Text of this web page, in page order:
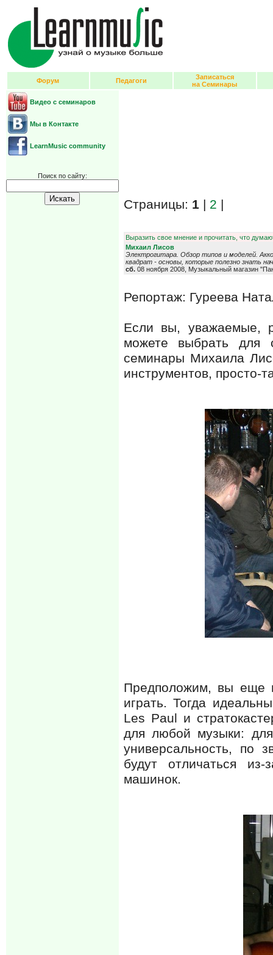
Форум Педагоги
Записаться
на Семинары
Видео с семинаров
Мы в Контакте
LearnMusic community
Поиск по сайту:
Страницы: 1 | 2 |
Выразить свое мнение и прочитать, что
Михаил Лисов
Электрогитара. Обзор типов и моделей.
квадрат - основы, которые полезно знать
сб.08 ноября 2008, Музыкальный магазин
Репортаж: Гуреева
Если вы, уважаемые,
можете выбрать для
семинары Михаила
инструментов, просто-
Предположим, вы еще
играть. Тогда
Les Paul и
для любой музыки:
универсальность, по
будут отличаться
машинок.